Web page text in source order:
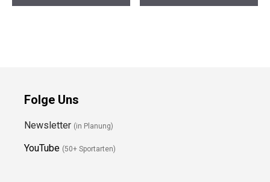
Folge Uns
Newsletter (in Planung)
YouTube (50+ Sportarten)